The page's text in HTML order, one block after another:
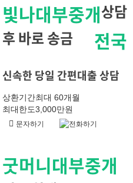
빛나대부중개
전국
상담
후 바로 송금
신속한 당일 간편대출 상담
상환기간최대 60개월
최대한도3,000만원
문자하기 전화하기
굿머니대부중개